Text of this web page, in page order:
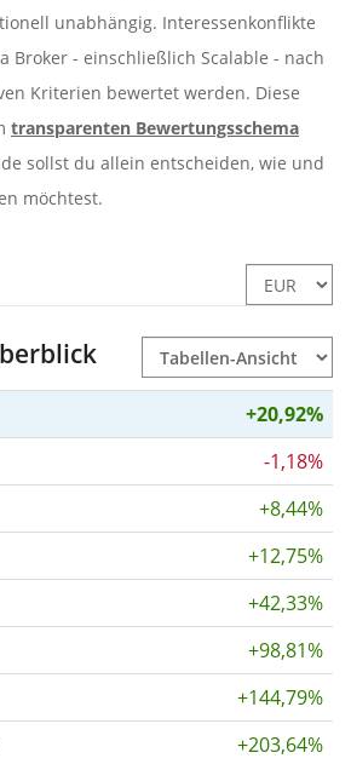
unabhängig. Interessenkonflikte
Broker - einschließlich Scalable - nach
Kriterien bewertet werden. Diese
transparenten Bewertungsschema
sollst du allein entscheiden, wie und
möchtest.
+20,92%
-1,18%
+8,44%
+12,75%
+42,33%
+98,81%
+144,79%
+203,64%